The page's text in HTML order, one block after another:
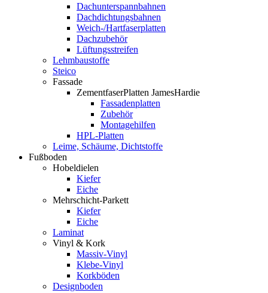
Dachunterspannbahnen
Dachdichtungsbahnen
Weich-/Hartfaserplatten
Dachzubehör
Lüftungsstreifen
Lehmbaustoffe
Steico
Fassade
ZementfaserPlatten JamesHardie
Fassadenplatten
Zubehör
Montagehilfen
HPL-Platten
Leime, Schäume, Dichtstoffe
Fußboden
Hobeldielen
Kiefer
Eiche
Mehrschicht-Parkett
Kiefer
Eiche
Laminat
Vinyl & Kork
Massiv-Vinyl
Klebe-Vinyl
Korkböden
Designboden